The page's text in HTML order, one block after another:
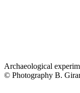
Archaeological
© Photography B.